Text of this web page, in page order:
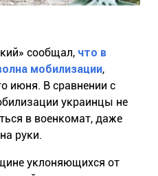
» сообщал, что в
мобилизации,
июня. В сравнении с
украинцы не
в военкомат, даже
руки.
уклоняющихся от